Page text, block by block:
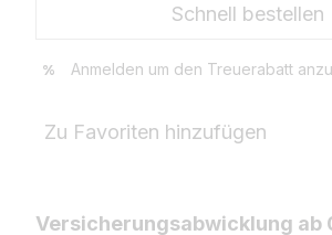
Schnell bestellen
% Anmelden um den Treuerabatt
Zu Favoriten hinzufügen
Versicherungsabwicklung ab